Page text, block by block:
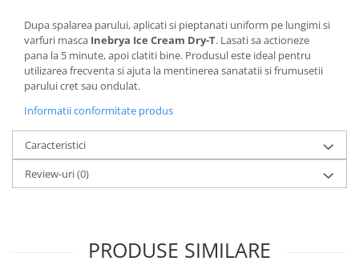
Dupa spalarea parului, aplicati si pieptanati uniform pe lungimi si
varfuri masca Inebrya Ice Cream Dry-T. Lasati sa actioneze
pana la 5 minute, apoi clatiti bine. Produsul este ideal pentru
utilizarea frecventa si ajuta la mentinerea sanatatii si frumusetii
parului cret sau ondulat.
Informatii conformitate produs
Caracteristici
Review-uri(0)
PRODUSE SIMILARE